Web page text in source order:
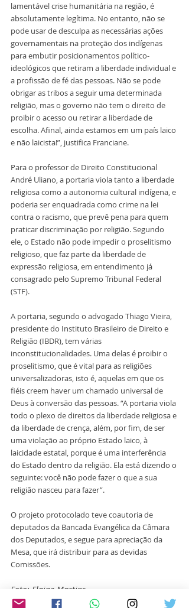
lamentável crise humanitária na região, é
absolutamente legítima. No entanto, não se
pode usar de desculpa as necessárias ações
governamentais na proteção dos indígenas
para embutir posicionamentos político-
ideológicos que retiram a liberdade individual e
a profissão de fé das pessoas. Não se pode
obrigar as tribos a seguir uma determinada
religião, mas o governo não tem o direito de
proibir o acesso ou retirar a liberdade de
escolha. Afinal, ainda estamos em um país laico
e não laicista!”, justifica Franciane.
Para o professor de Direito Constitucional
André Uliano, a portaria viola tanto a liberdade
religiosa como a autonomia cultural indígena, e
poderia ser enquadrada como crime na lei
contra o racismo, que prevê pena para quem
praticar discriminação por religião. Segundo
ele, o Estado não pode impedir o proselitismo
religioso, que faz parte da liberdade de
expressão religiosa, em entendimento já
consagrado pelo Supremo Tribunal Federal
(STF).
A portaria, segundo o advogado Thiago Vieira,
presidente do Instituto Brasileiro de Direito e
Religião (IBDR), tem várias
inconstitucionalidades. Uma delas é proibir o
proselitismo, que é vital para as religiões
universalizadoras, isto é, aquelas em que os
fiéis creem haver um chamado universal de
Deus à conversão das pessoas. “A portaria viola
todo o plexo de direitos da liberdade religiosa e
da liberdade de crença, além, por fim, de ser
uma violação ao próprio Estado laico, à
laicidade estatal, porque é uma interferência
do Estado dentro da religião. Ela está dizendo o
seguinte: você não pode fazer o que a sua
religião nasceu para fazer”.
O projeto protocolado teve coautoria de
deputados da Bancada Evangélica da Câmara
dos Deputados, e segue para apreciação da
Mesa, que irá distribuir para as devidas
Comissões.
Foto: Elaine Martins
Texto: Adriana Schnitzer com colaboração